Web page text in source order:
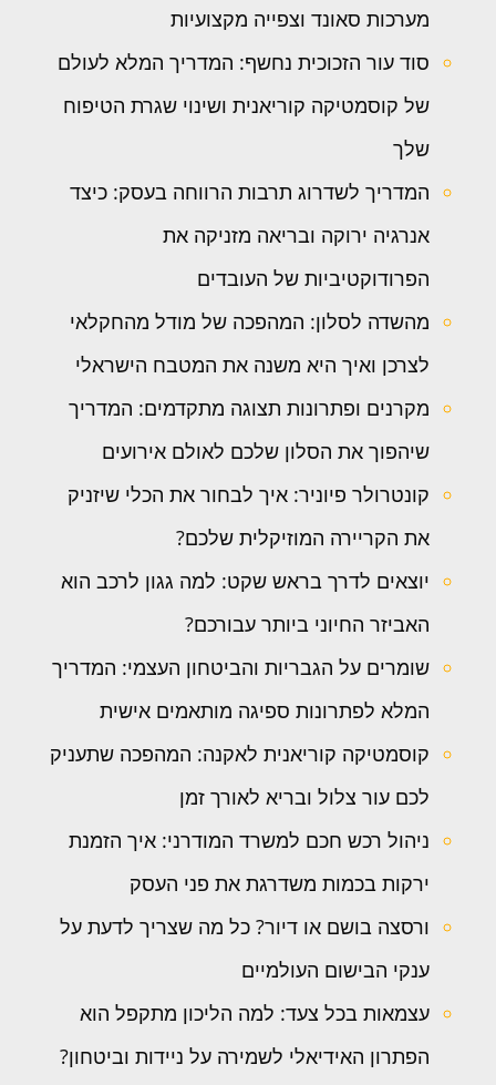
מערכות סאונד וצפייה מקצועיות
סוד עור הזכוכית נחשף: המדריך המלא לעולם
של קוסמטיקה קוריאנית ושינוי שגרת הטיפוח
שלך
המדריך לשדרוג תרבות הרווחה בעסק: כיצד
אנרגיה ירוקה ובריאה מזניקה את
הפרודוקטיביות של העובדים
מהשדה לסלון: המהפכה של מודל מהחקלאי
לצרכן ואיך היא משנה את המטבח הישראלי
מקרנים ופתרונות תצוגה מתקדמים: המדריך
שיהפוך את הסלון שלכם לאולם אירועים
קונטרולר פיוניר: איך לבחור את הכלי שיזניק
את הקריירה המוזיקלית שלכם?
יוצאים לדרך בראש שקט: למה גגון לרכב הוא
האביזר החיוני ביותר עבורכם?
שומרים על הגבריות והביטחון העצמי: המדריך
המלא לפתרונות ספיגה מותאמים אישית
קוסמטיקה קוריאנית לאקנה: המהפכה שתעניק
לכם עור צלול ובריא לאורך זמן
ניהול רכש חכם למשרד המודרני: איך הזמנת
ירקות בכמות משדרגת את פני העסק
ורסצה בושם או דיור? כל מה שצריך לדעת על
ענקי הבישום העולמיים
עצמאות בכל צעד: למה הליכון מתקפל הוא
הפתרון האידיאלי לשמירה על ניידות וביטחון?